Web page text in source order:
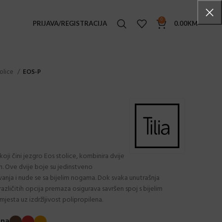
NAMJEŠTAJ
set
sa rukonaslonima
stolice
PRIJAVA/REGISTRACIJA 0 0.00KM
EOS-P
čini jezgro Eos stolice, kombinira dvije
Ove dvije boje su jedinstveno
i nude se sa bijelim nogama. Dok svaka unutrašnja
opcija premaza osigurava savršen spoj s bijelim
uz izdržljivost polipropilena.